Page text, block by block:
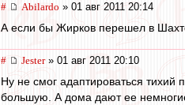
# Abilardo » 01 авг 2011 20:14
А если бы Жирков перешел в
# Jester» 01 авг 2011 20:10
Ну не смог адаптироваться тихий
большую. А дома дают ее